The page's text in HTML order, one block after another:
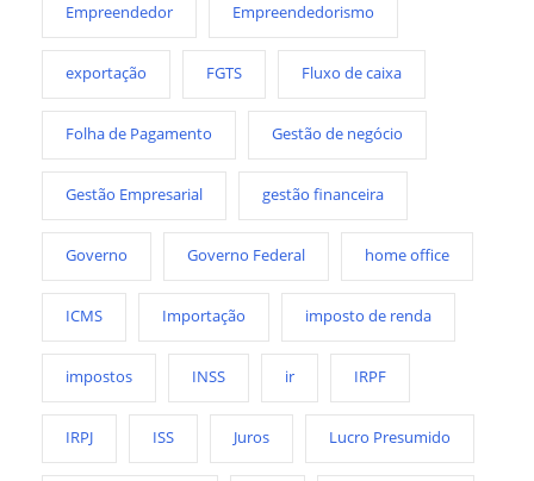
Empreendedor Empreendedorismo
exportação FGTS Fluxo de caixa
Folha de Pagamento Gestão de negócio
Gestão Empresarial gestão financeira
Governo Governo Federal home office
ICMS Importação imposto de renda
impostos INSS ir IRPF
IRPJ ISS Juros Lucro Presumido